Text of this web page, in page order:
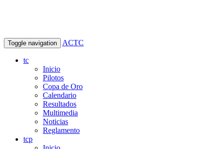
Toggle navigation ACTC
tc
Inicio
Pilotos
Copa de Oro
Calendario
Resultados
Multimedia
Noticias
Reglamento
tcp